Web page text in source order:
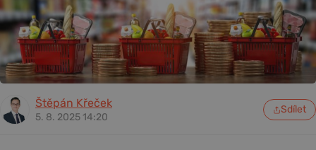
Štěpán Křeček
5. 8. 2025 14:20
Sdílet